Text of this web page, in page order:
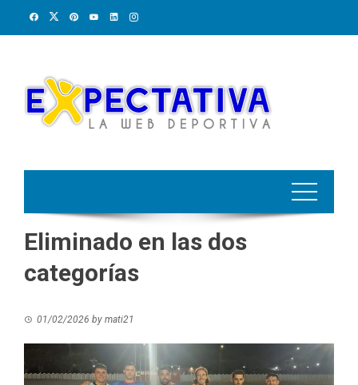
Eliminado en las dos
categorías
01/02/2026 by mati21